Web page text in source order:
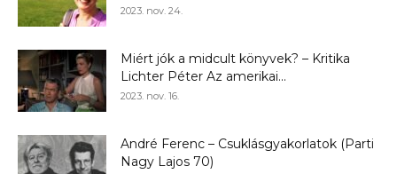
2023. nov. 24.
Miért jók a midcult könyvek? – Kritika
Lichter Péter Az amerikai...
2023. nov. 16.
André Ferenc – Csuklásgyakorlatok (Parti
Nagy Lajos 70)